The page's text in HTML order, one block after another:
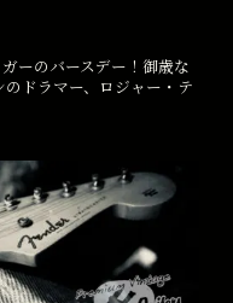
ーのバースデー！御歳な
のドラマー、ロジャー・テ